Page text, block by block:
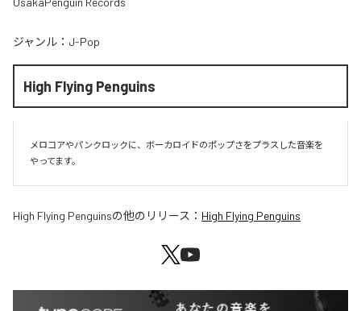
ジャンル： J-Pop
High Flying Penguins
メロコアやパンクロックに、ボーカロイドのポップさをプラスした音楽を
やってます。
High Flying Penguinsの他のリリース： High Flying Penguins